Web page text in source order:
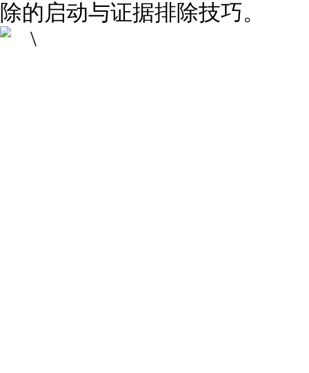
除的启动与证据排除技巧。